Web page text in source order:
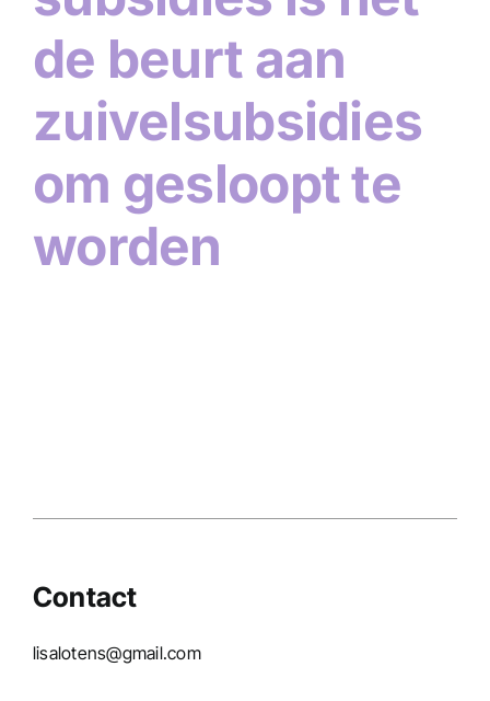
de beurt aan
zuivelsubsidies
om gesloopt te
worden
Contact
lisalotens@gmail.com